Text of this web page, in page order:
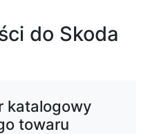
do Skoda
katalogowy
towaru